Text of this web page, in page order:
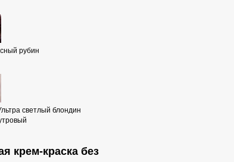
рубин
светлый блондин
крем-краска без